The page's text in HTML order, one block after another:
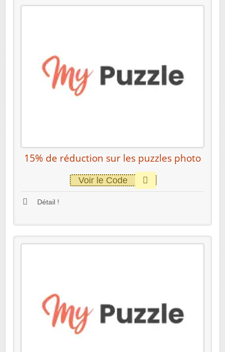
15% de réduction sur les puzzles photo
Voir le Code
Détail !